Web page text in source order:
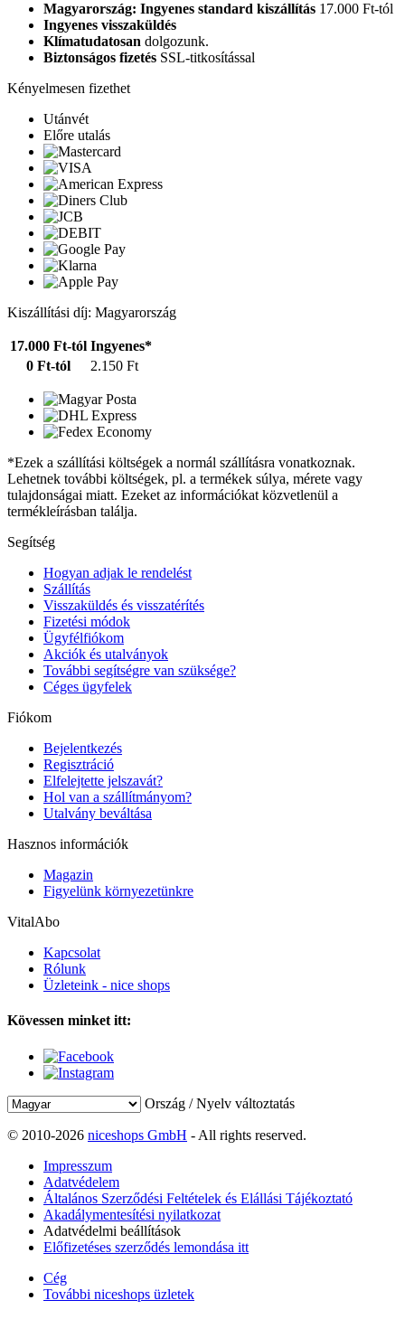
Magyarország: Ingyenes standard kiszállítás 17.000 Ft-tól
Ingyenes visszaküldés
Klímatudatosan dolgozunk.
Biztonságos fizetés SSL-titkosítással
Kényelmesen fizethet
Utánvét
Előre utalás
Kiszállítási díj: Magyarország
17.000 Ft-tól Ingyenes*
0 Ft-tól
2.150 Ft
*Ezek a szállítási költségek a normál szállításra vonatkoznak.
Lehetnek további költségek, pl. a termékek súlya, mérete vagy
tulajdonságai miatt. Ezeket az információkat közvetlenül a
termékleírásban találja.
Segítség
Hogyan adjak le rendelést
Szállítás
Visszaküldés és visszatérítés
Fizetési módok
Ügyfélfiókom
Akciók és utalványok
További segítségre van szüksége?
Céges ügyfelek
Fiókom
Bejelentkezés
Regisztráció
Elfelejtette jelszavát?
Hol van a szállítmányom?
Utalvány beváltása
Hasznos információk
Magazin
Figyelünk környezetünkre
VitalAbo
Kapcsolat
Rólunk
Üzleteink - nice shops
Kövessen minket itt:
Ország / Nyelv változtatás
© 2010-2026 niceshops GmbH - All rights reserved.
Impresszum
Adatvédelem
Általános Szerződési Feltételek és Elállási Tájékoztató
Akadálymentesítési nyilatkozat
Adatvédelmi beállítások
Előfizetéses szerződés lemondása itt
Cég
További niceshops üzletek